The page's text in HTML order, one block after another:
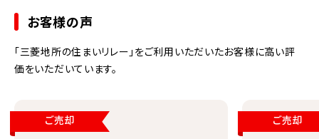
お客様の声
「三菱地所の住まいリレー」をご利用いただいたお客様に高い評
価をいただいています。
ご売却 ご売却